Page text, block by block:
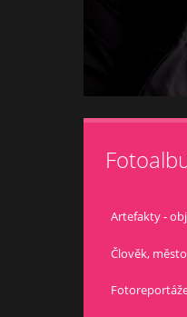
Artefakty -
Člověk,